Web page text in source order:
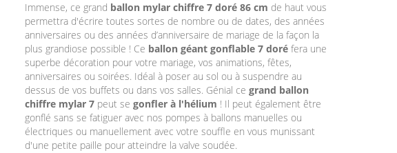
Immense, ce grand ballon mylar chiffre 7 doré 86 cm de haut vous
permettra d'écrire toutes sortes de nombre ou de dates, des années
anniversaires ou des années d’anniversaire de mariage de la façon la
plus grandiose possible ! Ce ballon géant gonflable 7 doré fera une
superbe décoration pour votre mariage, vos animations, fêtes,
anniversaires ou soirées. Idéal à poser au sol ou à suspendre au
dessus de vos buffets ou dans vos salles. Génial ce grand ballon
chiffre mylar 7 peut se gonfler à l'hélium ! Il peut également être
gonflé sans se fatiguer avec nos pompes à ballons manuelles ou
électriques ou manuellement avec votre souffle en vous munissant
d'une petite paille pour atteindre la valve soudée.